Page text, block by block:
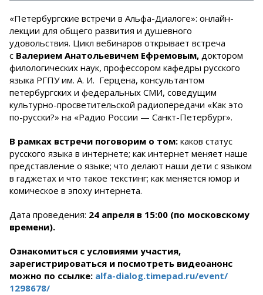
«Петербургские встречи в Альфа-Диалоге»: онлайн-
лекции для общего развития и душевного
удовольствия. Цикл вебинаров открывает встреча
с Валерием Анатольевичем Ефремовым, доктором
филологических наук, профессором кафедры русского
языка РГПУ им. А. И. Герцена, консультантом
петербургских и федеральных СМИ, cоведущим
культурно-просветительской радиопередачи «Как это
по-русски?» на «Радио России — Санкт-Петербург».
В рамках встречи поговорим о том: каков статус
русского языка в интернете; как интернет меняет наше
представление о языке; что делают наши дети с языком
в гаджетах и что такое текстинг; как меняется юмор и
комическое в эпоху интернета.
Дата проведения: 24 апреля в 15:00 (по московскому
времени).
Ознакомиться с условиями участия,
зарегистрироваться и посмотреть видеоанонс
можно по ссылке: alfa-dialog.timepad.ru/event/
1298678/